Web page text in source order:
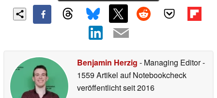
Benjamin Herzig - Managing Editor-
1559 Artikel auf Notebookcheck
veröffentlichtseit 2016